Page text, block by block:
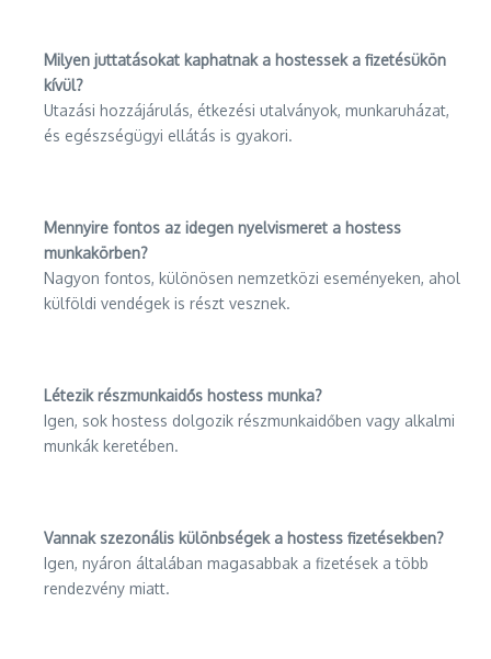
Milyen juttatásokat kaphatnak a hostessek a fizetésükön
kívül?
Utazási hozzájárulás, étkezési utalványok, munkaruházat,
és egészségügyi ellátás is gyakori.
Mennyire fontos az idegen nyelvismeret a hostess
munkakörben?
Nagyon fontos, különösen nemzetközi eseményeken, ahol
külföldi vendégek is részt vesznek.
Létezik részmunkaidős hostess munka?
Igen, sok hostess dolgozik részmunkaidőben vagy alkalmi
munkák keretében.
Vannak szezonális különbségek a hostess fizetésekben?
Igen, nyáron általában magasabbak a fizetések a több
rendezvény miatt.